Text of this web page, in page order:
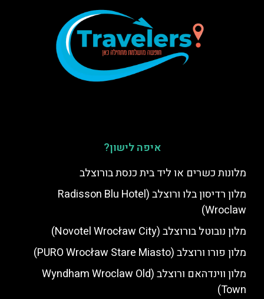
איפה לישון?
מלונות כשרים או ליד בית כנסת בורוצלב
מלון רדיסון בלו ורוצלב (Radisson Blu Hotel
Wroclaw)
מלון נובוטל בורוצלב (Novotel Wrocław City)
מלון פורו ורוצלב (PURO Wrocław Stare Miasto)
מלון ווינדהאם ורוצלב (Wyndham Wroclaw Old
Town)